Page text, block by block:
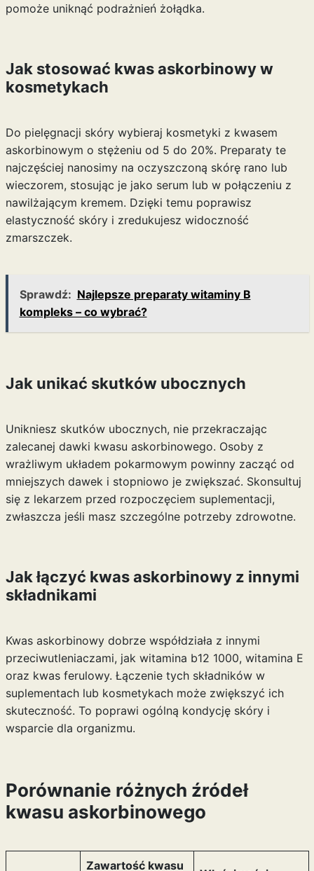
pomoże uniknąć podrażnień żołądka.
Jak stosować kwas askorbinowy w
kosmetykach
Do pielęgnacji skóry wybieraj kosmetyki z kwasem
askorbinowym o stężeniu od 5 do 20%. Preparaty te
najczęściej nanosimy na oczyszczoną skórę rano lub
wieczorem, stosując je jako serum lub w połączeniu z
nawilżającym kremem. Dzięki temu poprawisz
elastyczność skóry i zredukujesz widoczność
zmarszczek.
Sprawdź: Najlepsze preparaty witaminy B
kompleks – co wybrać?
Jak unikać skutków ubocznych
Unikniesz skutków ubocznych, nie przekraczając
zalecanej dawki kwasu askorbinowego. Osoby z
wrażliwym układem pokarmowym powinny zacząć od
mniejszych dawek i stopniowo je zwiększać. Skonsultuj
się z lekarzem przed rozpoczęciem suplementacji,
zwłaszcza jeśli masz szczególne potrzeby zdrowotne.
Jak łączyć kwas askorbinowy z innymi
składnikami
Kwas askorbinowy dobrze współdziała z innymi
przeciwutleniaczami, jak witamina b12 1000, witamina E
oraz kwas ferulowy. Łączenie tych składników w
suplementach lub kosmetykach może zwiększyć ich
skuteczność. To poprawi ogólną kondycję skóry i
wsparcie dla organizmu.
Porównanie różnych źródeł
kwasu askorbinowego
Zawartość kwasu